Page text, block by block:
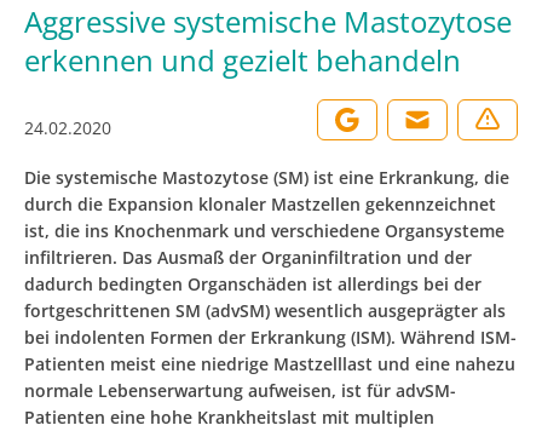
Aggressive systemische Mastozytose
erkennen und gezielt behandeln
24.02.2020
Die systemische Mastozytose (SM) ist eine Erkrankung, die
durch die Expansion klonaler Mastzellen gekennzeichnet
ist, die ins Knochenmark und verschiedene Organsysteme
infiltrieren. Das Ausmaß der Organinfiltration und der
dadurch bedingten Organschäden ist allerdings bei der
fortgeschrittenen SM (advSM) wesentlich ausgeprägter als
bei indolenten Formen der Erkrankung (ISM). Während ISM-
Patienten meist eine niedrige Mastzelllast und eine nahezu
normale Lebenserwartung aufweisen, ist für advSM-
Patienten eine hohe Krankheitslast mit multiplen